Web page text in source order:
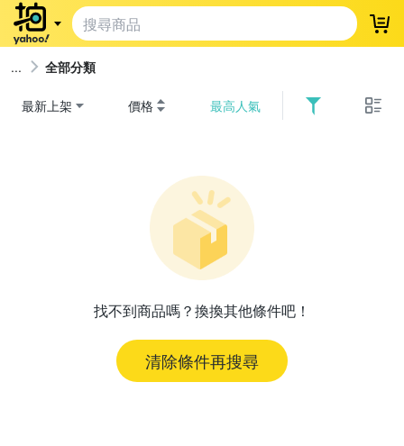
登
全部分類
最新上架 價格 最高人氣
找不到商品嗎？換換其他條件吧！
清除條件再搜尋